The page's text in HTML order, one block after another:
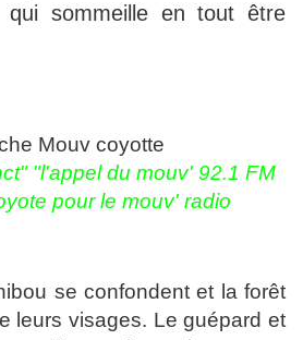
qui sommeille en tout être
"l'appel du mouv' 92.1 FM
pour le mouv' radio
se confondent et la forêt
leurs visages. Le guépard et